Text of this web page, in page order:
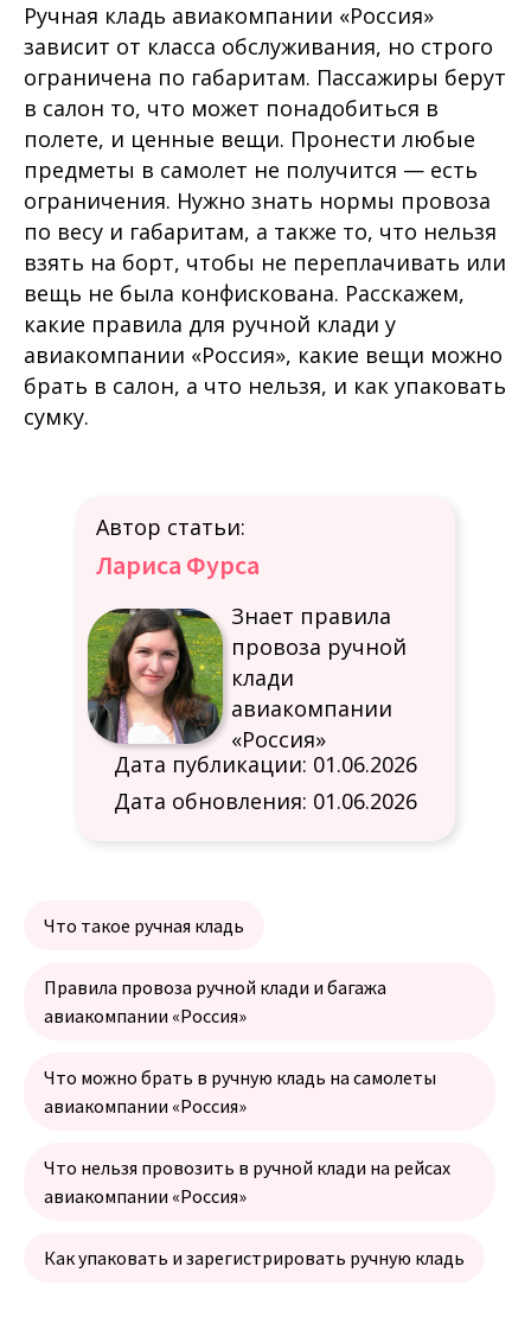
Ручная кладь авиакомпании «Россия»
зависит от класса обслуживания, но строго
ограничена по габаритам. Пассажиры берут
в салон то, что может понадобиться в
полете, и ценные вещи. Пронести любые
предметы в самолет не получится — есть
ограничения. Нужно знать нормы провоза
по весу и габаритам, а также то, что нельзя
взять на борт, чтобы не переплачивать или
вещь не была конфискована. Расскажем,
какие правила для ручной клади у
авиакомпании «Россия», какие вещи можно
брать в салон, а что нельзя, и как упаковать
сумку.
Дата публикации: 01.06.2026
Автор статьи:
Дата обновления: 01.06.2026
Знает правила
провоза ручной
клади
авиакомпании
«Россия»
Лариса Фурса
Что такое ручная кладь
Правила провоза ручной клади и багажа
авиакомпании «Россия»
Что можно брать в ручную кладь на самолеты
авиакомпании «Россия»
Что нельзя провозить в ручной клади на рейсах
авиакомпании «Россия»
Как упаковать и зарегистрировать ручную кладь